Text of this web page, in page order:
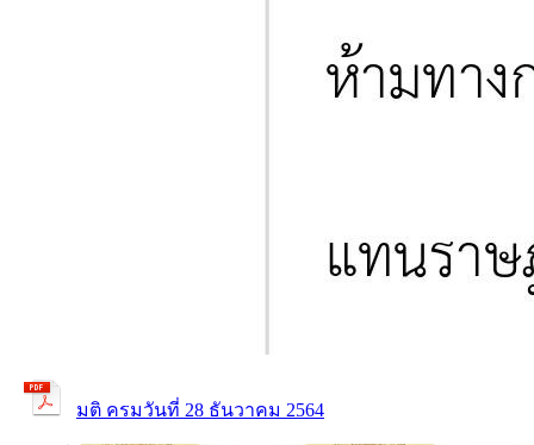
มติ ครมวันที่ 28 ธันวาคม 2564